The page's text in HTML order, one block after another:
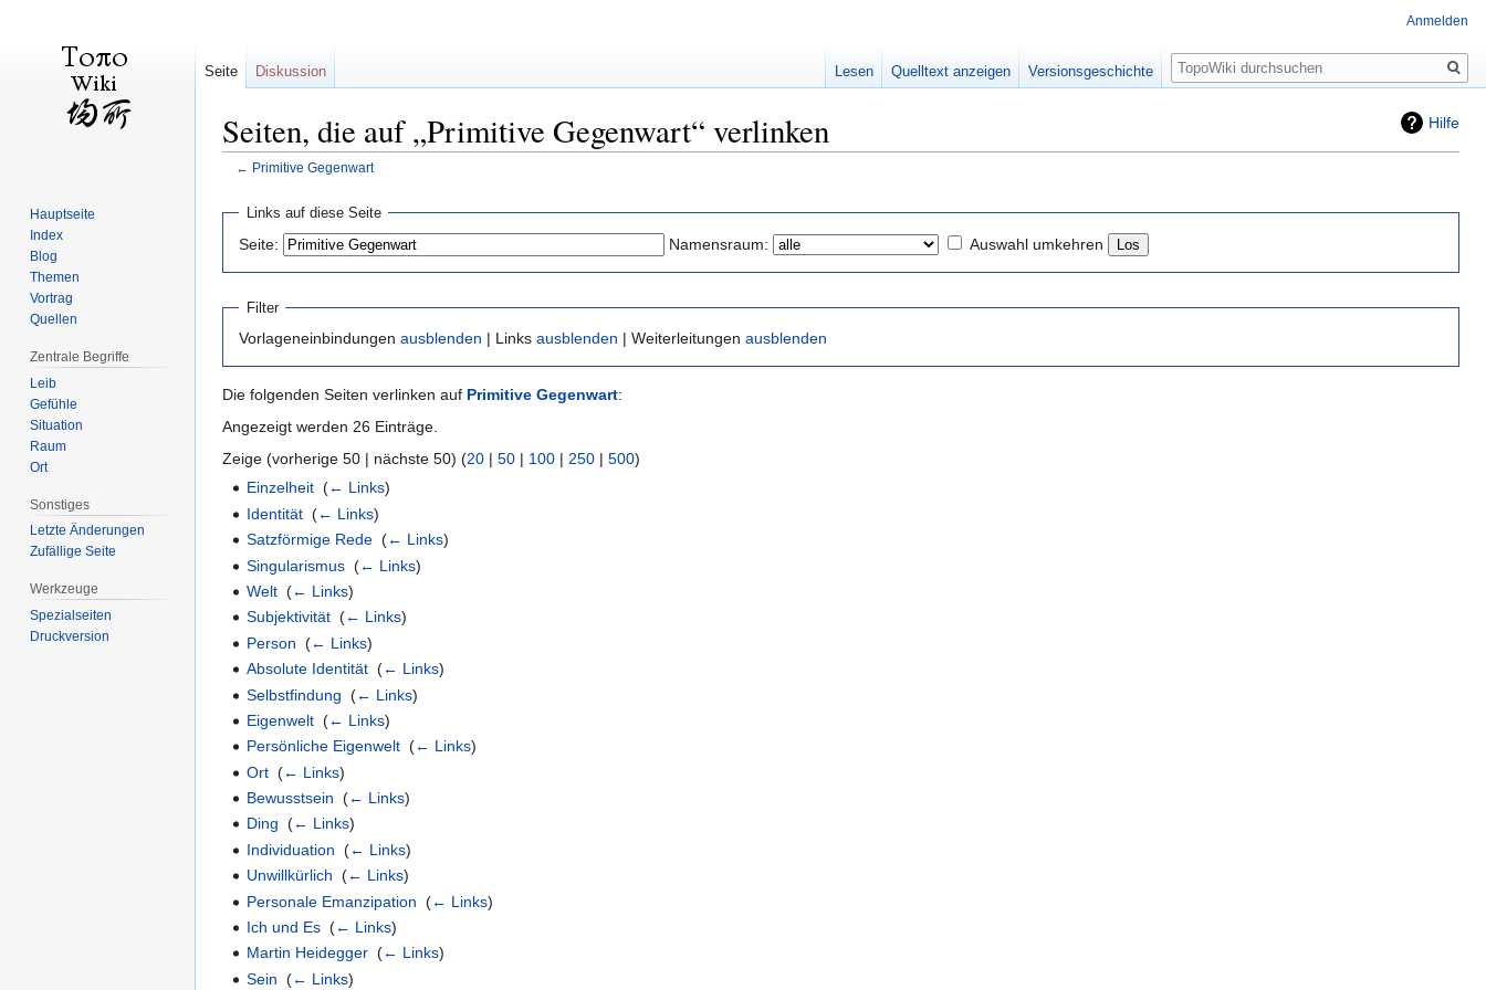
Hilfe
Seiten, die auf „Primitive Gegenwart“ verlinken
← Primitive Gegenwart
Navigation
springen
springen
Links auf diese Seite
Seite: Namensraum: Auswahl umkehren
Filter
Vorlageneinbindungen ausblenden | Links ausblenden | Weiterleitungen ausblenden
Die folgenden Seiten verlinken auf Primitive Gegenwart:
Angezeigt werden 26 Einträge.
Zeige (vorherige 50 | nächste 50) (20 | 50 | 100 | 250 | 500)
Einzelheit ‎(← Links)
Identität ‎(← Links)
Satzförmige Rede ‎(← Links)
Singularismus ‎(← Links)
Welt ‎(← Links)
Subjektivität ‎(← Links)
Person ‎(← Links)
Absolute Identität ‎(← Links)
Selbstfindung ‎(← Links)
Eigenwelt ‎(← Links)
Persönliche Eigenwelt ‎(← Links)
Ort ‎(← Links)
Bewusstsein ‎(← Links)
Ding ‎(← Links)
Individuation ‎(← Links)
Unwillkürlich ‎(← Links)
Personale Emanzipation ‎(← Links)
Ich und Es ‎(← Links)
Martin Heidegger ‎(← Links)
Sein ‎(← Links)
Anmelden
Seite Diskussion Lesen Quelltext anzeigen Versionsgeschichte
Suche
Hauptseite
Index
Blog
Themen
Vortrag
Quellen
Zentrale Begriffe
Leib
Gefühle
Situation
Raum
Ort
Sonstiges
Letzte Änderungen
Zufällige Seite
Werkzeuge
Spezialseiten
Druckversion